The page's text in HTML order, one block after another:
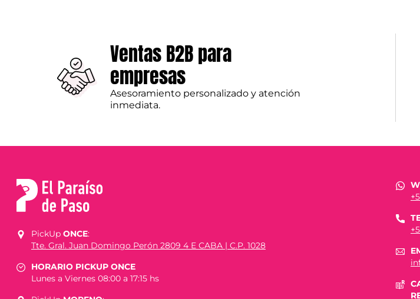
Ventas B2B para
empresas
Asesoramiento personalizado y atención
inmediata.
PickUp ONCE:
Tte. Gral. Juan Domingo Perón 2809 4 E CABA | C.P. 1028
HORARIO PICKUP ONCE
Lunes a Viernes 08:00 a 17:15 hs